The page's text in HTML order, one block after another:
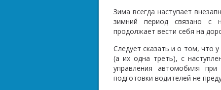
Зима всегда наступает
зимний период связано с
продолжает вести себя на
Следует сказать и о том, что
(а их одна треть), с
управления автомобиля
подготовки водителей не